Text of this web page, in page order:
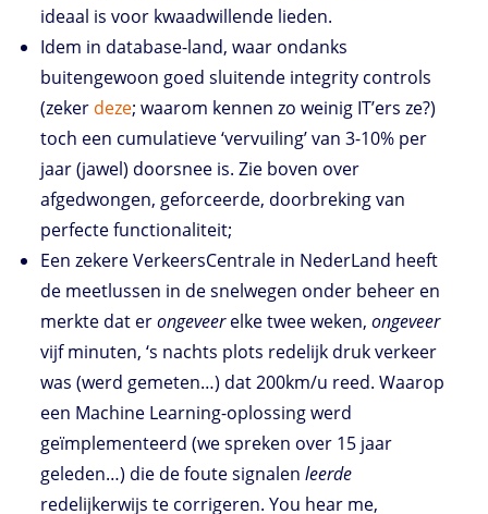
ideaal is voor kwaadwillende lieden.
Idem in database-land, waar ondanks
buitengewoon goed sluitende integrity controls
(zeker deze; waarom kennen zo weinig IT’ers ze?)
toch een cumulatieve ‘vervuiling’ van 3-10% per
jaar (jawel) doorsnee is. Zie boven over
afgedwongen, geforceerde, doorbreking van
perfecte functionaliteit;
Een zekere VerkeersCentrale in NederLand heeft
de meetlussen in de snelwegen onder beheer en
merkte dat erongeveerelke twee weken, ongeveer
vijf minuten, ‘s nachts plots redelijk druk verkeer
was (werd gemeten…) dat 200km/u reed. Waarop
een Machine Learning-oplossing werd
geïmplementeerd (we spreken over 15 jaar
geleden…) die de foute signalen leerde
redelijkerwijs te corrigeren. You hear me,